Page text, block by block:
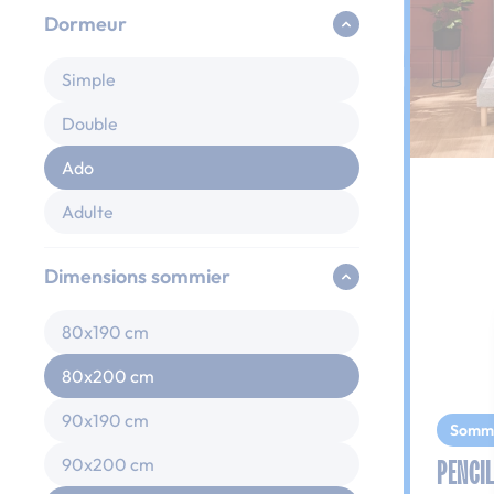
Dormeur
Simple
Double
Ado
Adulte
Dimensions sommier
80x190 cm
80x200 cm
90x190 cm
90x200 cm
PENCIL